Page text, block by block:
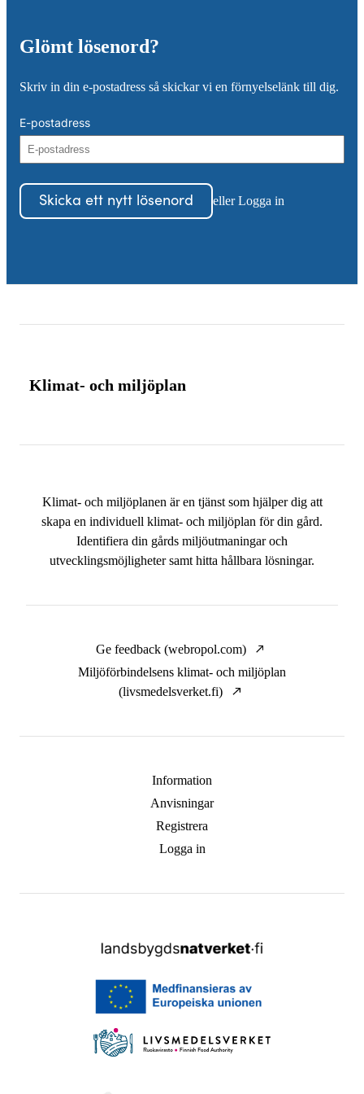
Glömt lösenord?
Skriv in din e-postadress så skickar vi en förnyelselänk till dig.
E-postadress
Skicka ett nytt lösenord eller Logga in
Klimat- och miljöplan
Klimat- och miljöplanen är en tjänst som hjälper dig att
skapa en individuell klimat- och miljöplan för din gård.
Identifiera din gårds miljöutmaningar och
utvecklingsmöjligheter samt hitta hållbara lösningar.
Ge feedback (webropol.com)
Miljöförbindelsens klimat- och miljöplan
(livsmedelsverket.fi)
Information
Anvisningar
Registrera
Logga in